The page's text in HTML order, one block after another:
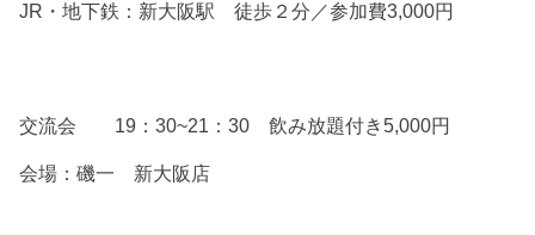
JR・地下鉄：新大阪駅 徒歩２分／参加費3,000円
交流会 19：30~21：30 飲み放題付き5,000円
会場：磯一 新大阪店